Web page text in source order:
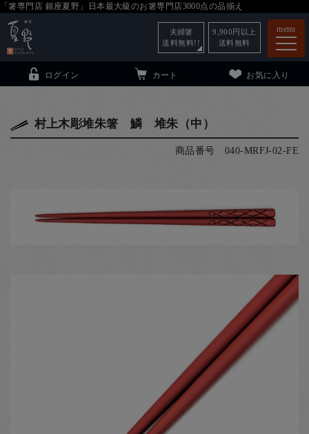
「箸専門店 銀座夏野」日本最大級のお箸専門店3000点の品揃え
menu
銀座夏野・箸長について
ログイン カート お気に入り
夫婦箸
送料無料!!
9,900 円以上
送料無料
村上木彫堆朱箸 鱗 堆朱（中）
商品番号 040-MRFJ-02-FE